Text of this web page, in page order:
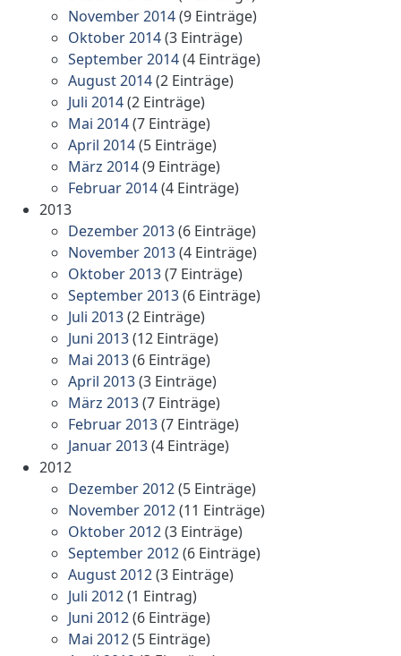
November 2014(9 Einträge)
Oktober 2014(3 Einträge)
September 2014(4 Einträge)
August 2014(2 Einträge)
Juli 2014(2 Einträge)
Mai 2014(7 Einträge)
April 2014(5 Einträge)
März 2014(9 Einträge)
Februar 2014(4 Einträge)
2013
Dezember 2013(6 Einträge)
November 2013(4 Einträge)
Oktober 2013(7 Einträge)
September 2013(6 Einträge)
Juli 2013(2 Einträge)
Juni 2013(12 Einträge)
Mai 2013(6 Einträge)
April 2013(3 Einträge)
März 2013(7 Einträge)
Februar 2013(7 Einträge)
Januar 2013(4 Einträge)
2012
Dezember 2012(5 Einträge)
November 2012(11 Einträge)
Oktober 2012(3 Einträge)
September 2012(6 Einträge)
August 2012(3 Einträge)
Juli 2012(1 Eintrag)
Juni 2012(6 Einträge)
Mai 2012(5 Einträge)